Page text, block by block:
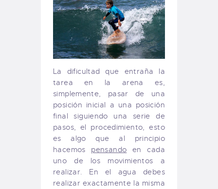
La dificultad que entraña la
tarea en la arena es,
simplemente, pasar de una
posición inicial a una posición
final siguiendo una serie de
pasos, el procedimiento, esto
es algo que al principio
hacemos pensando en cada
uno de los movimientos a
realizar. En el agua debes
realizar exactamente la misma